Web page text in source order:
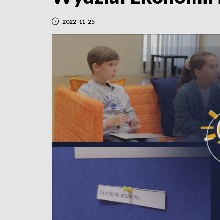
2022-11-25